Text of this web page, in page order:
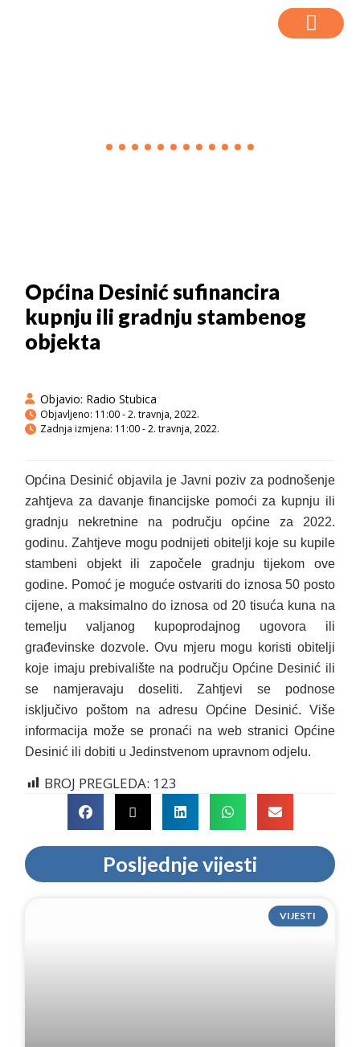
Općina Desinić sufinancira
kupnju ili gradnju stambenog
objekta
Objavio: Radio Stubica
Objavljeno: 11:00 - 2. travnja, 2022.
Zadnja izmjena: 11:00 - 2. travnja, 2022.
Općina Desinić objavila je Javni poziv za podnošenje
zahtjeva za davanje financijske pomoći za kupnju ili
gradnju nekretnine na području općine za 2022.
godinu. Zahtjeve mogu podnijeti obitelji koje su kupile
stambeni objekt ili započele gradnju tijekom ove
godine. Pomoć je moguće ostvariti do iznosa 50 posto
cijene, a maksimalno do iznosa od 20 tisuća kuna na
temelju valjanog kupoprodajnog ugovora ili
građevinske dozvole. Ovu mjeru mogu koristi obitelji
koje imaju prebivalište na području Općine Desinić ili
se namjeravaju doseliti. Zahtjevi se podnose
isključivo poštom na adresu Općine Desinić. Više
informacija može se pronaći na web stranici Općine
Desinić ili dobiti u Jedinstvenom upravnom odjelu.
BROJ PREGLEDA: 123
Posljednje vijesti
VIJESTI